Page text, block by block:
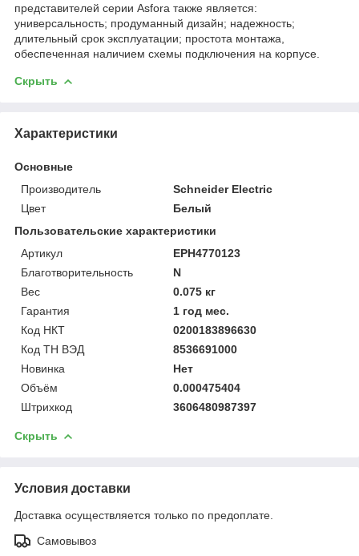
представителей серии Asfora также является:
универсальность; продуманный дизайн; надежность;
длительный срок эксплуатации; простота монтажа,
обеспеченная наличием схемы подключения на корпусе.
Скрыть
Характеристики
Основные
Производитель
Schneider Electric
Цвет
Белый
Пользовательские характеристики
Артикул
EPH4770123
Благотворительность
N
Вес
0.075 кг
Гарантия
1 год мес.
Код НКТ
0200183896630
Код ТН ВЭД
8536691000
Новинка
Нет
Объём
0.000475404
Штрихкод
3606480987397
Скрыть
Условия доставки
Доставка осуществляется только по предоплате.
Самовывоз